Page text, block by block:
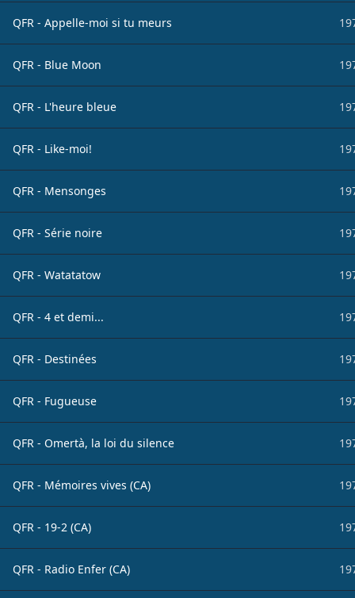
QFR - Appelle-moi si tu meurs
QFR - Blue Moon
QFR - L'heure bleue
QFR - Like-moi!
QFR - Mensonges
QFR - Série noire
QFR - Watatatow
QFR - 4 et demi...
QFR - Destinées
QFR - Fugueuse
QFR - Omertà, la loi du silence
QFR - Mémoires vives (CA)
QFR - 19-2 (CA)
QFR - Radio Enfer (CA)